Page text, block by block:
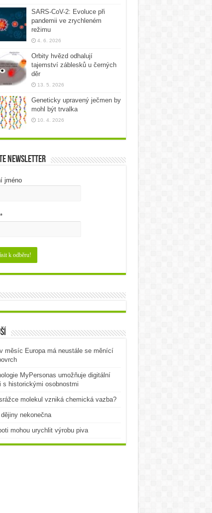
SARS-CoV-2: Evoluce při
pandemii ve zrychleném
režimu
4. 6. 2026
Orbity hvězd odhalují
tajemství záblesků u černých
děr
13. 5. 2026
Geneticky upravený ječmen by
mohl být trvalka
10. 4. 2026
newsletter
jméno
*
měsíc Europa má neustále se měnící
MyPersonas umožňuje digitální
s historickými osobnostmi
molekul vzniká chemická vazba?
nekonečna
mohou urychlit výrobu piva